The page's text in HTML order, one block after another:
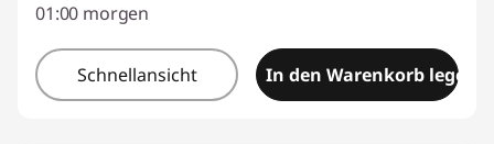
01:00 morgen
Schnellansicht In den Warenkorb legen